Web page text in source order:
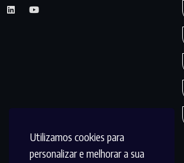
Utilizamos cookies para
personalizar e melhorar a sua